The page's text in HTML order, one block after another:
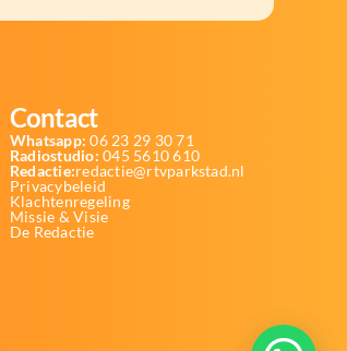
Contact
Whatsapp: 06 23 29 30 71
Radiostudio: 045 5610 610
Redactie:redactie@rtvparkstad.nl
Privacybeleid
Klachtenregeling
Missie & Visie
De Redactie